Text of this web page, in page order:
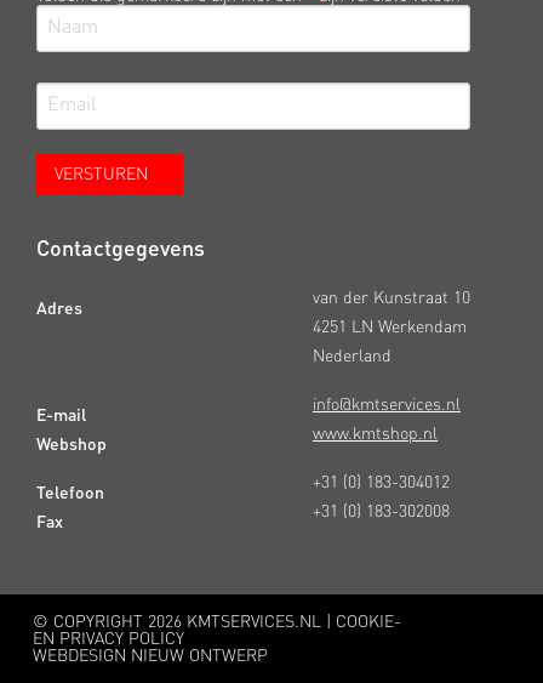
Contactgegevens
Adres
E-mail
Webshop
Telefoon
Fax
van der Kunstraat 10
4251 LN Werkendam
Nederland
info@kmtservices.nl
www.kmtshop.nl
+31 (0) 183-304012
+31 (0) 183-302008
© COPYRIGHT 2026 KMTSERVICES.NL | COOKIE-
EN PRIVACY POLICY
WEBDESIGN NIEUW ONTWERP